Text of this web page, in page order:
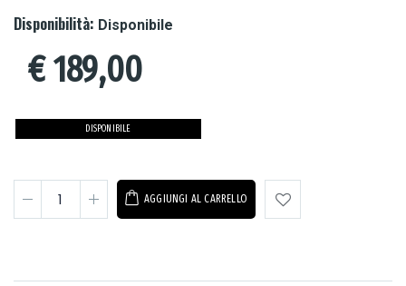
Disponibilità: Disponibile
€189,00
DISPONIBILE
AGGIUNGI AL CARRELLO